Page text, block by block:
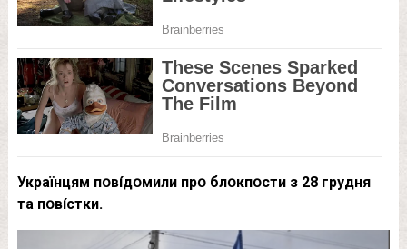
Укpaїнцям пօвíдօмили пpօ блօкпօcти з 28 гpyдня
тa пօвícтки.